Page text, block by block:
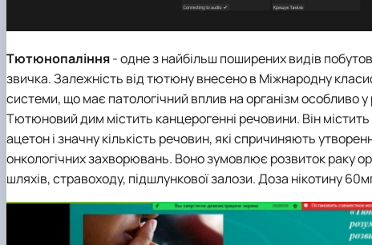
Тютюнопаління- одне з найбільш поширених видів
звичка. Залежність від тютюну внесено в Міжнародну
системи, що має патологічний вплив на організм особливо
Тютюновий дим містить канцерогенні речовини. Він
ацетон і значну кількість речовин, які спричиняють
онкологічних захворювань. Воно зумовлює розвиток раку
шляхів, стравоходу, підшлункової залози. Доза нікотину